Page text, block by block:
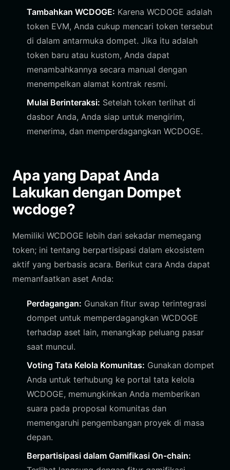
Tambahkan WCDOGE: Karena WCDOGE adalah
token EVM, Anda cukup mencari token tersebut
di dalam antarmuka dompet. Jika itu adalah
token baru atau kustom, Anda dapat
menambahkannya secara manual dengan
menempelkan alamat kontrak resmi.
Mulai Berinteraksi: Setelah token terlihat di
dasbor Anda, Anda siap untuk mengirim,
menerima, dan memperdagangkan WCDOGE.
Apa yang Dapat Anda
Lakukan dengan Dompet
wcdoge?
Memiliki WCDOGE lebih dari sekadar memegang
token; ini tentang berpartisipasi dalam ekosistem
aktif yang berbasis acara. Berikut cara Anda dapat
memanfaatkan aset Anda:
Perdagangan: Gunakan fitur swap terintegrasi
dompet untuk memperdagangkan WCDOGE
terhadap aset lain, menangkap peluang pasar
saat muncul.
Voting Tata Kelola Komunitas: Gunakan dompet
Anda untuk terhubung ke portal tata kelola
WCDOGE, memungkinkan Anda memberikan
suara pada proposal komunitas dan
memengaruhi pengembangan proyek di masa
depan.
Berpartisipasi dalam Gamifikasi On-chain: